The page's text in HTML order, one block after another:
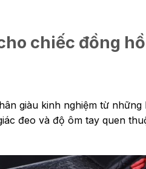
chiếc đồng
giàu kinh nghiệm từ
đeo và độ ôm tay quen